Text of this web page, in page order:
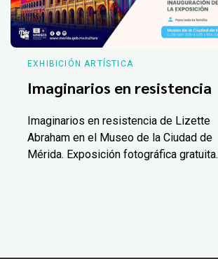
EXHIBICIÓN ARTÍSTICA
Imaginarios en resistencia
Imaginarios en resistencia de Lizette
Abraham en el Museo de la Ciudad de
Mérida. Exposición fotográfica gratuita.